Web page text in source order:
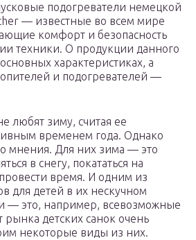
подогреватели немецкой
— известные во всем мире
комфорт и безопасность
техники. О продукции данного
характеристиках, а
и подогревателей —
любят зиму, считая ее
временем года. Однако
мнения. Для них зима — это
в снегу, покататься на
время. И одним из
для детей в их нескучном
— это, например, всевозможные
рынка детских санок очень
некоторые виды из них.